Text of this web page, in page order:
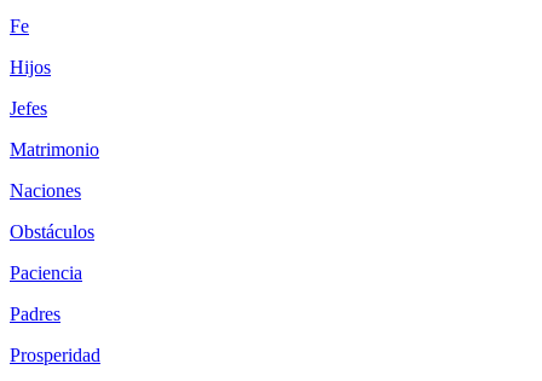
Fe
Hijos
Jefes
Matrimonio
Naciones
Obstáculos
Paciencia
Padres
Prosperidad